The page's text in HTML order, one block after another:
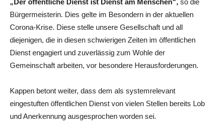
„Der öffentliche Dienst ist Dienst am Menschen“, so die
Bürgermeisterin. Dies gelte im Besondern in der aktuellen
Corona-Krise. Diese stelle unsere Gesellschaft und all
diejenigen, die in diesen schwierigen Zeiten im öffentlichen
Dienst engagiert und zuverlässig zum Wohle der
Gemeinschaft arbeiten, vor besondere Herausforderungen.
Kappen betont weiter, dass dem als systemrelevant
eingestuften öffentlichen Dienst von vielen Stellen bereits Lob
und Anerkennung ausgesprochen worden sei.